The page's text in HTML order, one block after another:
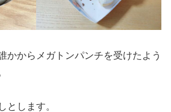
かからメガトンパンチを受けたよう
とします。